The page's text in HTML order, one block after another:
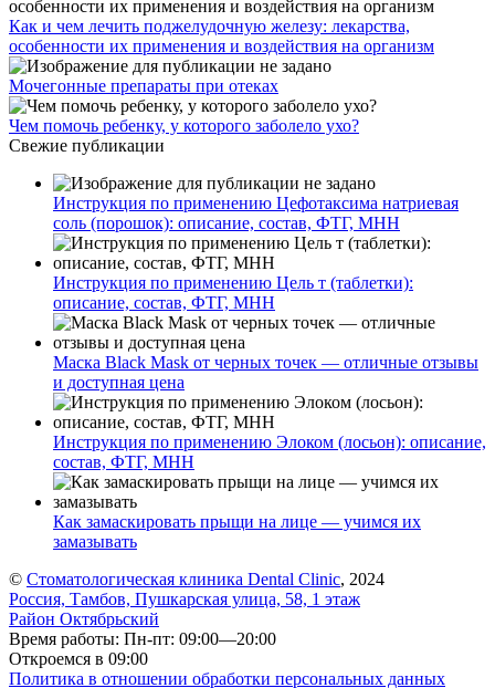
Как и чем лечить поджелудочную железу: лекарства,
особенности их применения и воздействия на организм
Мочегонные препараты при отеках
Чем помочь ребенку, у которого заболело ухо?
Свежие публикации
Инструкция по применению Цефотаксима натриевая
соль (порошок): описание, состав, ФТГ, МНН
Инструкция по применению Цель т (таблетки):
описание, состав, ФТГ, МНН
Маска Black Mask от черных точек — отличные отзывы
и доступная цена
Инструкция по применению Элоком (лосьон): описание,
состав, ФТГ, МНН
Как замаскировать прыщи на лице — учимся их
замазывать
© Стоматологическая клиника Dental Clinic, 2024
Россия, Тамбов, Пушкарская улица, 58, 1 этаж
Район Октябрьский
Время работы: Пн-пт: 09:00—20:00
Откроемся в 09:00
Политика в отношении обработки персональных данных